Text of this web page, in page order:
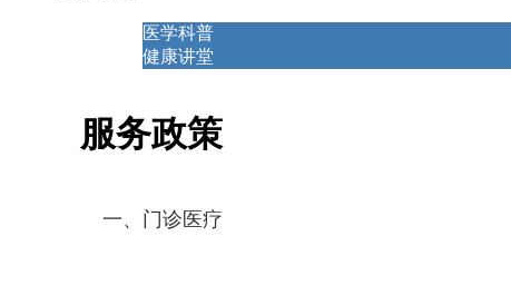
医学科普
健康讲堂
服务政策
一、门诊医疗